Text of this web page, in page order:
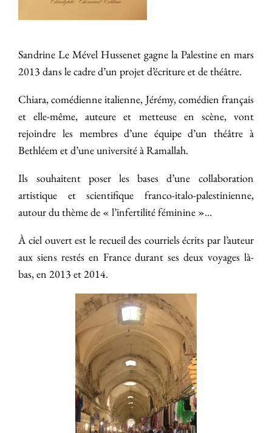
Sandrine Le Mével Hussenet gagne la Palestine en mars
2013 dans le cadre d’un projet d’écriture et de théâtre.
Chiara, comédienne italienne, Jérémy, comédien français
et elle-même, auteure et metteuse en scène, vont
rejoindre les membres d’une équipe d’un théâtre à
Bethléem et d’une université à Ramallah.
Ils souhaitent poser les bases d’une collaboration
artistique et scientifique franco-italo-palestinienne,
autour du thème de « l’infertilité féminine »…
À ciel ouvert est le recueil des courriels écrits par l’auteur
aux siens restés en France durant ses deux voyages là-
bas, en 2013 et 2014.